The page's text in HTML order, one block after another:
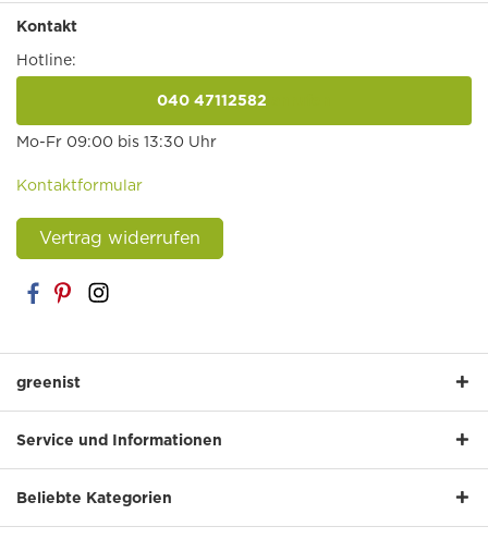
Kontakt
Hotline:
040 47112582
Mo-Fr 09:00 bis 13:30 Uhr
Kontaktformular
Vertrag widerrufen
greenist
Service und Informationen
Beliebte Kategorien